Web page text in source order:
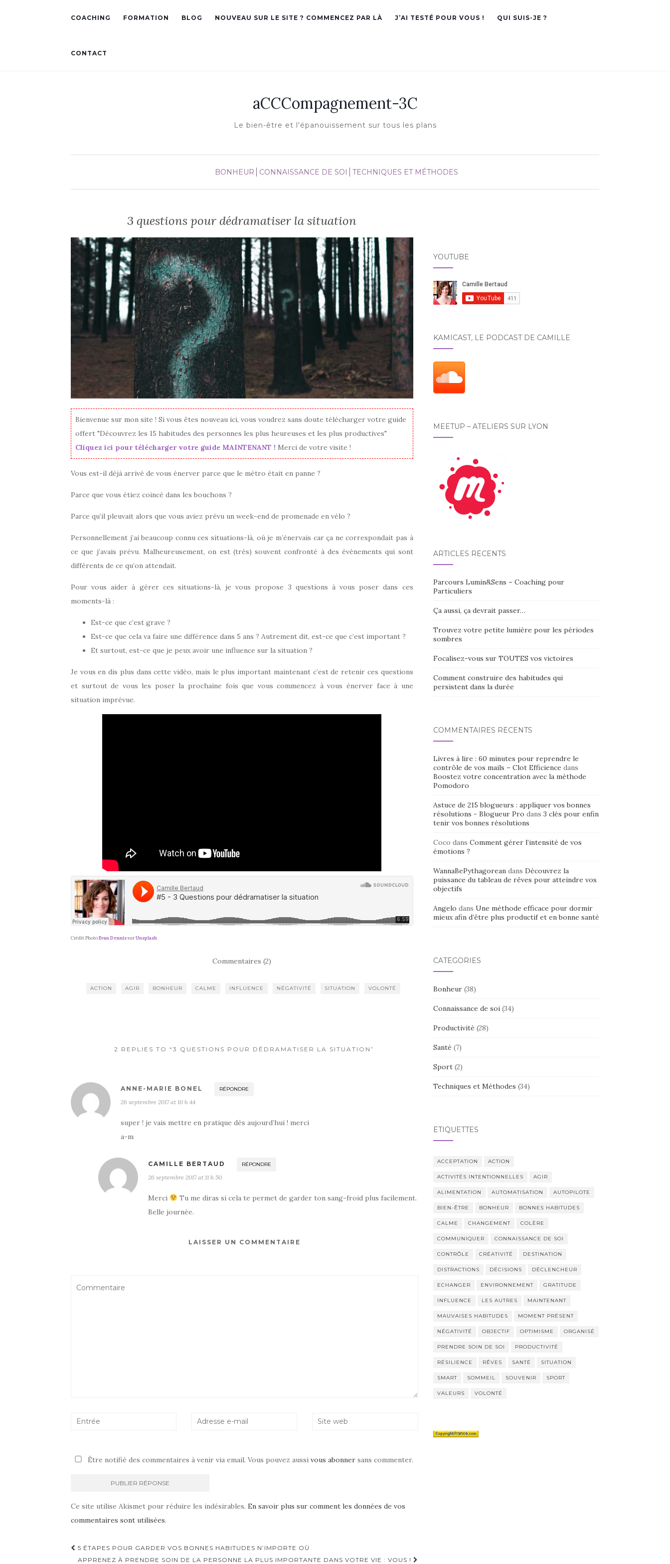
COACHING FORMATION BLOG NOUVEAU SUR LE SITE ? COMMENCEZ PAR LÀ J’AI TESTÉ POUR VOUS ! QUI SUIS-JE ?
CONTACT
aCCCompagnement-3C
Le bien-être et l'épanouissement sur tous les plans
BONHEUR CONNAISSANCE DE SOI TECHNIQUES ET MÉTHODES
3 questions pour dédramatiser la situation
Bienvenue sur mon site ! Si vous êtes nouveau ici, vous voudrez sans doute télécharger votre guide
offert "Découvrez les 15 habitudes des personnes les plus heureuses et les plus productives"
Cliquez ici pour télécharger votre guide MAINTENANT ! Merci de votre visite !
Vous est-il déjà arrivé de vous énerver parce que le métro était en panne ?
Parce que vous étiez coincé dans les bouchons ?
Parce qu’il pleuvait alors que vous aviez prévu un week-end de promenade en vélo ?
Personnellement j’ai beaucoup connu ces situations-là, où je m’énervais car ça ne correspondait pas à
ce que j’avais prévu. Malheureusement, on est (très) souvent confronté à des évènements qui sont
différents de ce qu’on attendait.
Pour vous aider à gérer ces situations-là, je vous propose 3 questions à vous poser dans ces
moments-là :
Est-ce que c’est grave ?
Est-ce que cela va faire une différence dans 5 ans ? Autrement dit, est-ce que c’est important ?
Et surtout, est-ce que je peux avoir une influence sur la situation ?
Je vous en dis plus dans cette vidéo, mais le plus important maintenant c’est de retenir ces questions
et surtout de vous les poser la prochaine fois que vous commencez à vous énerver face à une
situation imprévue.
Crédit PhotoEvan DennissurUnsplash
Commentaires (2)
ACTION AGIR BONHEUR CALME INFLUENCE NÉGATIVITÉ SITUATION VOLONTÉ
2 REPLIES TO “3 QUESTIONS POUR DÉDRAMATISER LA SITUATION”
ANNE-MARIE BONEL RÉPONDRE
26 septembre 2017 at 10 h 44
super ! je vais mettre en pratique dès aujourd’hui ! merci
a-m
CAMILLE BERTAUD RÉPONDRE
26 septembre 2017 at 11 h 50
Merci
Tu me diras si cela te permet de garder ton sang-froid plus facilement.
Belle journée.
LAISSER UN COMMENTAIRE
Être notifié des commentaires à venir via email. Vous pouvez aussi vous abonner sans commenter.
Ce site utilise Akismet pour réduire les indésirables. En savoir plus sur comment les données de vos
commentaires sont utilisées.
Navigation
5 ÉTAPES POUR GARDER VOS BONNES HABITUDES N’IMPORTE OÙ
APPRENEZ À PRENDRE SOIN DE LA PERSONNE LA PLUS IMPORTANTE DANS VOTRE VIE : VOUS !
YOUTUBE
KAMICAST, LE PODCAST DE CAMILLE
MEETUP – ATELIERS SUR LYON
ARTICLES RÉCENTS
Parcours Lumin&Sens – Coaching pour
Particuliers
Ça aussi, ça devrait passer…
Trouvez votre petite lumière pour les périodes
sombres
Focalisez-vous sur TOUTES vos victoires
Comment construire des habitudes qui
persistent dans la durée
COMMENTAIRES RÉCENTS
Livres à lire : 60 minutes pour reprendre le
contrôle de vos mails – Clot Efficience dans
Boostez votre concentration avec la méthode
Pomodoro
Astuce de 215 blogueurs : appliquer vos bonnes
résolutions - Blogueur Pro dans 3 clés pour enfin
tenir vos bonnes résolutions
Coco dans Comment gérer l’intensité de vos
émotions ?
WannaBePythagoreandans Découvrez la
puissance du tableau de rêves pour atteindre vos
objectifs
Angelo dans Une méthode efficace pour dormir
mieux afin d’être plus productif et en bonne santé
CATÉGORIES
Bonheur(38)
Connaissance de soi(34)
Productivité (28)
Santé (7)
Sport(2)
Techniques et Méthodes (34)
ÉTIQUETTES
ACCEPTATION ACTION
ACTIVITÉS INTENTIONNELLES AGIR
ALIMENTATION AUTOMATISATION AUTOPILOTE
BIEN-ÊTRE BONHEUR BONNES HABITUDES
CALME CHANGEMENT COLÈRE
COMMUNIQUER CONNAISSANCE DE SOI
CONTRÔLE CRÉATIVITÉ DESTINATION
DISTRACTIONS DÉCISIONS DÉCLENCHEUR
ECHANGER ENVIRONNEMENT GRATITUDE
INFLUENCE LES AUTRES MAINTENANT
MAUVAISES HABITUDES MOMENT PRÉSENT
NÉGATIVITÉ OBJECTIF OPTIMISME ORGANISÉ
PRENDRE SOIN DE SOI PRODUCTIVITÉ
RÉSILIENCE RÊVES SANTÉ SITUATION
SMART SOMMEIL SOUVENIR SPORT
VALEURS VOLONTÉ